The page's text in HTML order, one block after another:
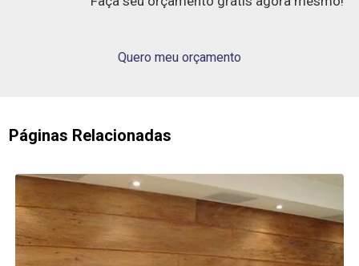
Quero meu orçamento
Páginas Relacionadas